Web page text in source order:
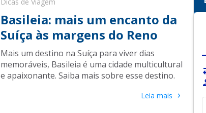
Basileia: mais um encanto da
Suíça às margens do Reno
Mais um destino na Suíça para viver dias
memoráveis, Basileia é uma cidade multicultural
e apaixonante. Saiba mais sobre esse destino.
Leia mais ›